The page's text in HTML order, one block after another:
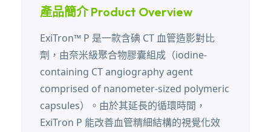
產品簡介 Product Overview
ExiTron™ P 是一款含碘 CT 血管造影對比
劑，由奈米級聚合物膠囊組成（iodine-
containing CT angiography agent
comprised of nanometer-sized polymeric
capsules）。由於其延長的循環時間，
ExiTron P 能改善血管精細結構的視覺化效